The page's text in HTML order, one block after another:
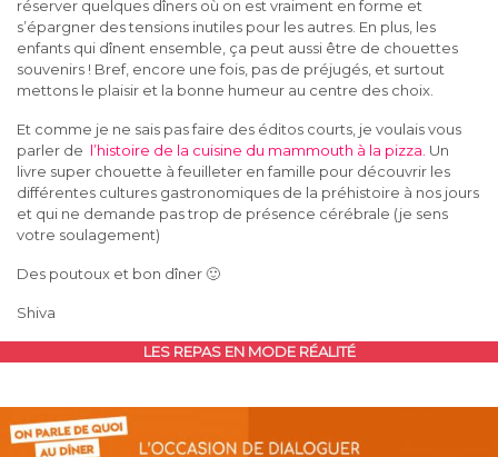
réserver quelques dîners où on est vraiment en forme et
s’épargner des tensions inutiles pour les autres. En plus, les
enfants qui dînent ensemble, ça peut aussi être de chouettes
souvenirs ! Bref, encore une fois, pas de préjugés, et surtout
mettons le plaisir et la bonne humeur au centre des choix.
Et comme je ne sais pas faire des éditos courts, je voulais vous
parler de l’histoire de la cuisine du mammouth à la pizza. Un
livre super chouette à feuilleter en famille pour découvrir les
différentes cultures gastronomiques de la préhistoire à nos jours
et qui ne demande pas trop de présence cérébrale (je sens
votre soulagement)
Des poutoux et bon dîner 🙂
Shiva
LES REPAS EN MODE RÉALITÉ